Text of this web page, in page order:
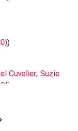
)
Cuvelier, Suzie